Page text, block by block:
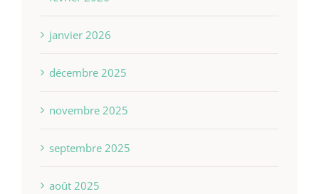
janvier 2026
décembre 2025
novembre 2025
septembre 2025
août 2025